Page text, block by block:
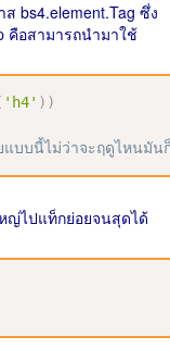
bs4.element.Tag ซึ่ง
คือสามารถนำมาใช้
'h4' ) )
บบนี้ไม่ว่าจะฤดูไหนมัน
ญ่ไปแท็กย่อยจนสุดได้